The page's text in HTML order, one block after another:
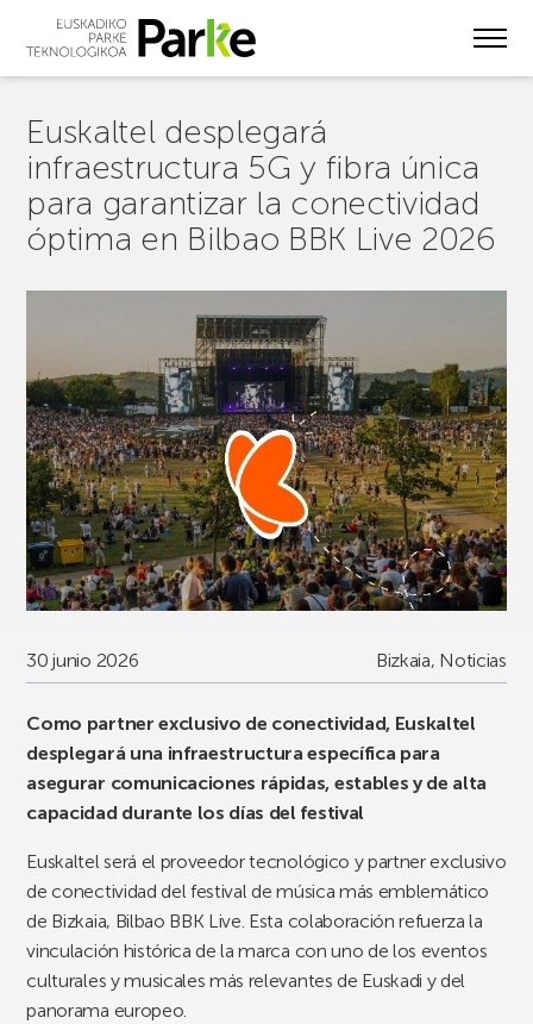
Euskaltel desplegará
infraestructura 5G y fibra única
para garantizar la conectividad
óptima en Bilbao BBK Live 2026
30 junio 2026 Bizkaia, Noticias
Como partner exclusivo de conectividad, Euskaltel
desplegará una infraestructura específica para
asegurar comunicaciones rápidas, estables y de alta
capacidad durante los días del festival
Euskaltel será el proveedor tecnológico y partner exclusivo
de conectividad del festival de música más emblemático
de Bizkaia, Bilbao BBK Live. Esta colaboración refuerza la
vinculación histórica de la marca con uno de los eventos
culturales y musicales más relevantes de Euskadi y del
panorama europeo.